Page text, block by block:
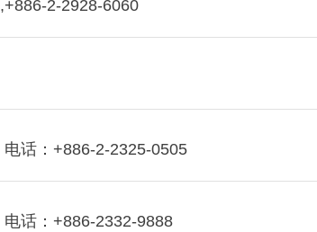
,+886-2-2928-6060
电话：+886-2-2325-0505
电话：+886-2332-9888